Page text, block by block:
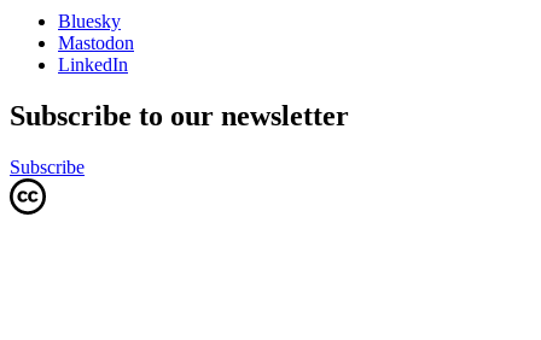
Bluesky
Mastodon
LinkedIn
Subscribe to our newsletter
Subscribe